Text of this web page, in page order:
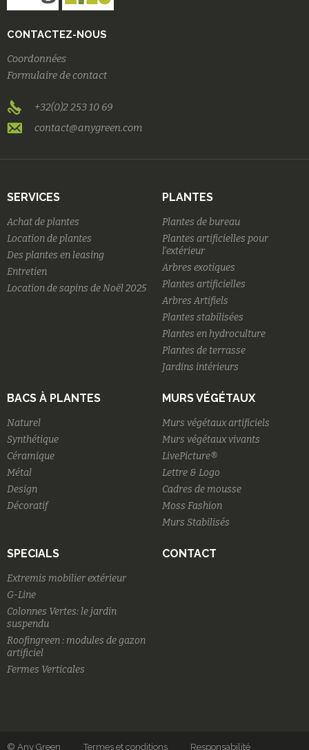
CONTACTEZ-NOUS
Coordonnées
Formulaire de contact
+32(0)2 253 10 69
contact@anygreen.com
SERVICES
Achat de plantes
Location de plantes
Des plantes en leasing
Entretien
Location de sapins de Noël 2025
PLANTES
Plantes de bureau
Plantes artificielles pour
l'extérieur
Arbres exotiques
Plantes artificielles
Arbres Artifiels
Plantes stabilisées
Plantes en hydroculture
Plantes de terrasse
Jardins intérieurs
BACS À PLANTES
Naturel
Synthétique
Céramique
Métal
Design
Décoratif
MURS VÉGÉTAUX
Murs végétaux artificiels
Murs végétaux vivants
LivePicture®
Lettre & Logo
Cadres de mousse
Moss Fashion
Murs Stabilisés
SPECIALS
Extremis mobilier extérieur
G-Line
Colonnes Vertes: le jardin
suspendu
Roofingreen : modules de gazon
artificiel
Fermes Verticales
CONTACT
© Any Green Termes et conditions Responsabilité